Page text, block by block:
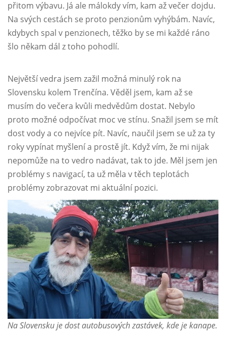
přitom výbavu. Já ale málokdy vím, kam až večer dojdu.
Na svých cestách se proto penzionům vyhýbám. Navíc,
kdybych spal v penzionech, těžko by se mi každé ráno
šlo někam dál z toho pohodlí.
Největší vedra jsem zažil možná minulý rok na
Slovensku kolem Trenčína. Věděl jsem, kam až se
musím do večera kvůli medvědům dostat. Nebylo
proto možné odpočívat moc ve stínu. Snažil jsem se mít
dost vody a co nejvíce pít. Navíc, naučil jsem se už za ty
roky vypínat myšlení a prostě jít. Když vím, že mi nijak
nepomůže na to vedro nadávat, tak to jde. Měl jsem jen
problémy s navigací, ta už měla v těch teplotách
problémy zobrazovat mi aktuální pozici.
Na Slovensku je dost autobusových zastávek, kde je kanape.